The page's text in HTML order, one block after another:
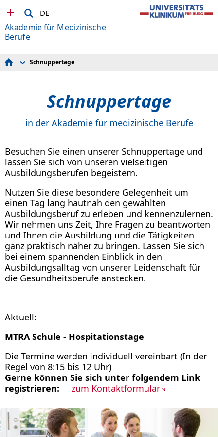
DE
Akademie für Medizinische
Berufe
Modellprojekt Intensivpflege 3+1
Sozialberatung für Auszubildende
Unsere Projekte
Hospitationstage (Akademie)
Schnuppertage
Schnuppertage
in der Akademie für medizinische Berufe
Besuchen Sie einen unserer Schnuppertage und
lassen Sie sich von unseren vielseitigen
Ausbildungsberufen begeistern.
Nutzen Sie diese besondere Gelegenheit um
einen Tag lang hautnah den gewählten
Ausbildungsberuf zu erleben und kennenzulernen.
Wir nehmen uns Zeit, Ihre Fragen zu beantworten
und Ihnen die Ausbildung und die Tätigkeiten
ganz praktisch näher zu bringen. Lassen Sie sich
bei einem spannenden Einblick in den
Ausbildungsalltag von unserer Leidenschaft für
die Gesundheitsberufe anstecken.
Aktuell:
MTRA Schule - Hospitationstage
Die Termine werden individuell vereinbart (In der
Regel von 8:15 bis 12 Uhr)
Gerne können Sie sich unter folgendem Link
registrieren: zum Kontaktformular